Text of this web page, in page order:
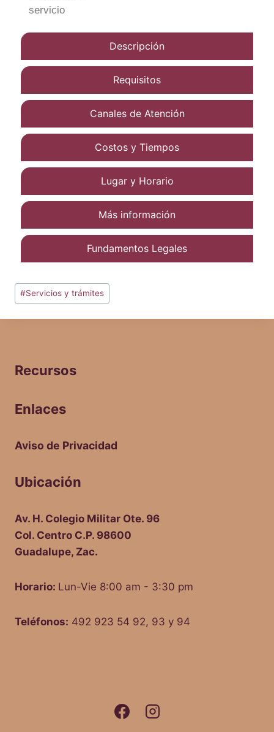
Descripción
Requisitos
Canales de Atención
Costos y Tiempos
Lugar y Horario
Más información
Fundamentos Legales
servicio
#Servicios y trámites
Recursos
Enlaces
Aviso de Privacidad
Ubicación
Av. H. Colegio Militar Ote. 96
Col. Centro C.P. 98600
Guadalupe, Zac.
Horario: Lun-Vie 8:00 am - 3:30 pm
Teléfonos: 492 923 54 92, 93 y 94